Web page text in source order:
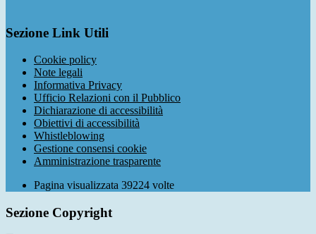
Sezione Link Utili
Cookie policy
Note legali
Informativa Privacy
Ufficio Relazioni con il Pubblico
Dichiarazione di accessibilità
Obiettivi di accessibilità
Whistleblowing
Gestione consensi cookie
Amministrazione trasparente
Pagina visualizzata 39224 volte
Sezione Copyright